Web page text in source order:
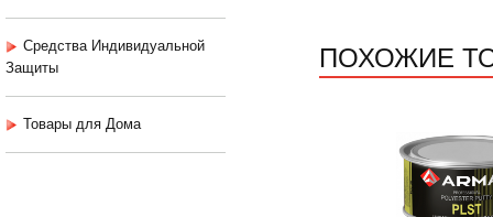
Средства Индивидуальной
Защиты
Товары для Дома
ПОХОЖИЕ